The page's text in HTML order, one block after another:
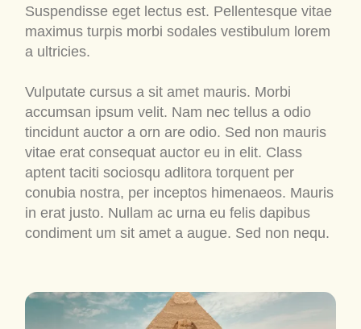
Suspendisse eget lectus est. Pellentesque vitae
maximus turpis morbi sodales vestibulum lorem
a ultricies.
Vulputate cursus a sit amet mauris. Morbi
accumsan ipsum velit. Nam nec tellus a odio
tincidunt auctor a orn are odio. Sed non mauris
vitae erat consequat auctor eu in elit. Class
aptent taciti sociosqu adlitora torquent per
conubia nostra, per inceptos himenaeos. Mauris
in erat justo. Nullam ac urna eu felis dapibus
condiment um sit amet a augue. Sed non nequ.